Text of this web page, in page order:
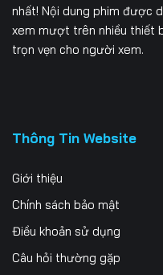
Tập 181
Tập 184
Tập 190
Tập 196
Tập 199
nhất! Nội dung phim được
xem mượt trên nhiều thiết
trọn vẹn cho người xem.
Thông Tin Website
Giới thiệu
Chính sách bảo mật
Điều khoản sử dụng
Câu hỏi thường gặp